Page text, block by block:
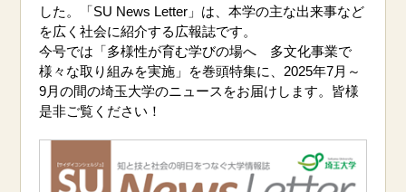
した。「SU News Letter」は、本学の主な出来事など
を広く社会に紹介する広報誌です。
今号では「多様性が育む学びの場へ 多文化事業で
様々な取り組みを実施 」を巻頭特集に、2025年7月～
9月の間の埼玉大学のニュースをお届けします。皆様
是非ご覧ください！